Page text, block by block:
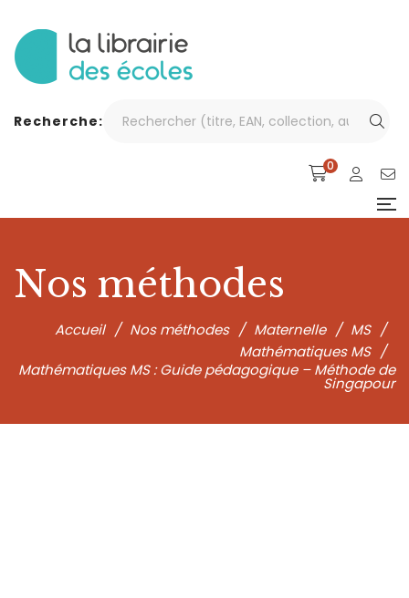
Recherche:
0
Nos méthodes
Accueil / Nos méthodes / Maternelle / MS /
Mathématiques MS /
Mathématiques MS : Guide pédagogique – Méthode de
Singapour